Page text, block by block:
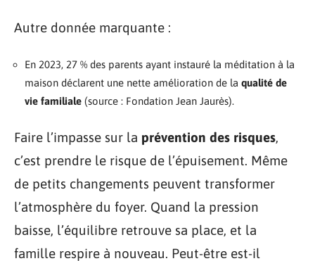
Autre donnée marquante :
En 2023, 27 % des parents ayant instauré la méditation à la
maison déclarent une nette amélioration de la qualité de
vie familiale (source : Fondation Jean Jaurès).
Faire l’impasse sur la prévention des risques,
c’est prendre le risque de l’épuisement. Même
de petits changements peuvent transformer
l’atmosphère du foyer. Quand la pression
baisse, l’équilibre retrouve sa place, et la
famille respire à nouveau. Peut-être est-il